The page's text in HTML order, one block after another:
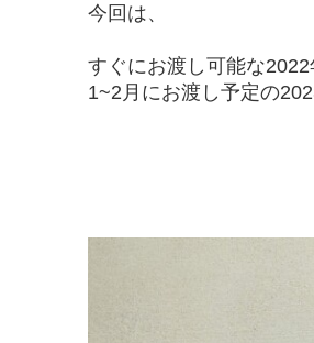
今回は、
すぐにお渡し可能な2022
1~2月にお渡し予定の